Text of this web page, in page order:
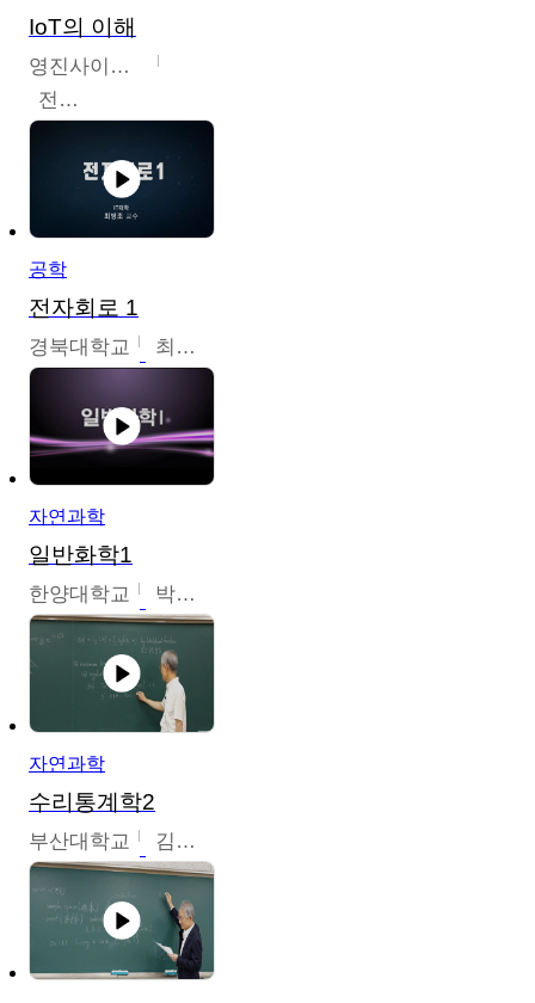
IoT의 이해
영진사이버대학교
전병현
공학
전자회로 1
경북대학교 최병조
자연과학
일반화학1
한양대학교 박경호
자연과학
수리통계학2
부산대학교 김충락